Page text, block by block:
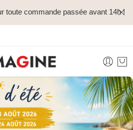
toute commande passée avant 14h !